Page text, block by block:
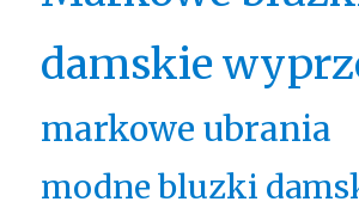
damskie
markowe ubrania
modne bluzki